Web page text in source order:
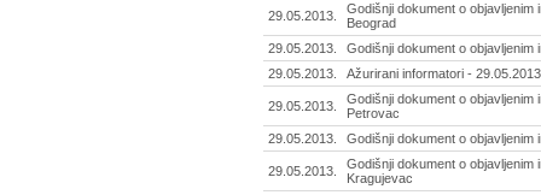
29.05.2013.
Godišnji dokument o
Beograd
29.05.2013.
Godišnji dokument o objavljenim
29.05.2013.
Ažurirani informatori - 29.05.2013
29.05.2013.
Godišnji dokument o
Petrovac
29.05.2013.
Godišnji dokument o
29.05.2013.
Godišnji dokument o objavljenim
Kragujevac